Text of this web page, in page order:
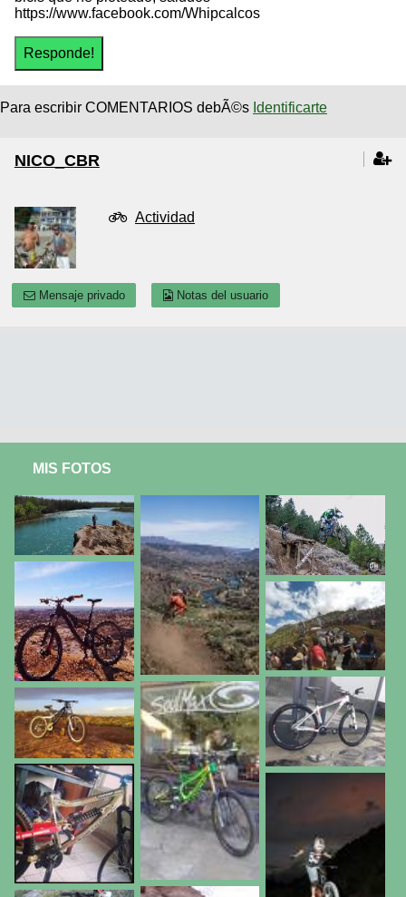
https://www.facebook.com/Whipcalcos
Para escribir COMENTARIOS debÃ©s Identificarte
NICO_CBR
Actividad
Mensaje privado Notas del usuario
MIS FOTOS